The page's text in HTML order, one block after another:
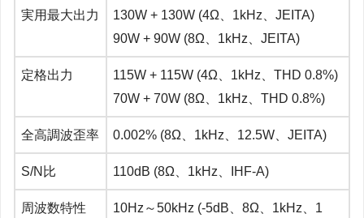
実用最大出力
130W + 130W (4Ω、1kHz、JEITA)
90W + 90W (8Ω、1kHz、JEITA)
定格出力
115W + 115W (4Ω、1kHz、THD 0.8%)
70W + 70W (8Ω、1kHz、THD 0.8%)
全高調波歪率 0.002% (8Ω、1kHz、12.5W、JEITA)
S/N比 110dB (8Ω、1kHz、IHF-A)
周波数特性
10Hz～50kHz (-5dB、8Ω、1kHz、1